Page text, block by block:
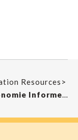
Resources >
Organiser les Travailleurs de l’Economie Informelle en Syndicats – Guide à l’intention des organisations syndicales